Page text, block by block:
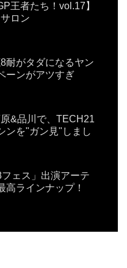
王者たち！vol.17】
ロン
耐がタダになるヤン
ーンがアツすぎ
&品川で、TECH21
ンを"ガン見"しまし
ェス」出演アーテ
高ラインナップ！